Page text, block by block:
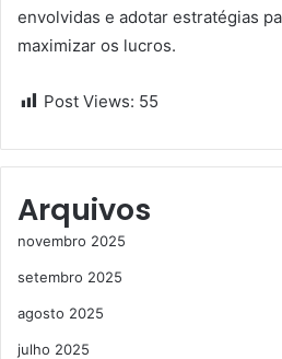
envolvidas e adotar estratégias
maximizar os lucros.
Post Views: 55
Arquivos
novembro 2025
setembro 2025
agosto 2025
julho 2025